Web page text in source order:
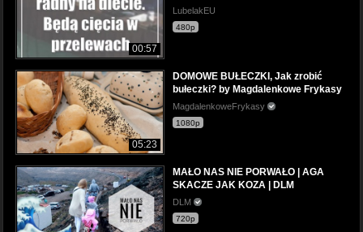
00:57
LubelakEU
480p
05:23
DOMOWE BUŁECZKI, Jak zrobić
bułeczki? by Magdalenkowe Frykasy
MagdalenkoweFrykasy
1080p
MAŁO NAS NIE PORWAŁO | AGA
SKACZE JAK KOZA | DLM
DLM
720p